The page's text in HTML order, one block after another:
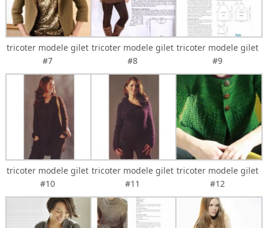
tricoter modele gilet
#7
tricoter modele gilet
#8
tricoter modele gilet
#9
tricoter modele gilet
#10
tricoter modele gilet
#11
tricoter modele gilet
#12